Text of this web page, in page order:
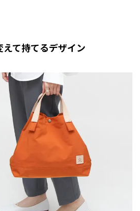
えて持てるデザイン